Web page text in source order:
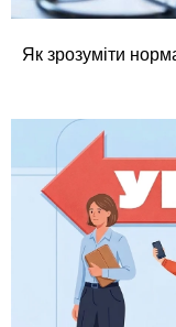
Як зрозуміти